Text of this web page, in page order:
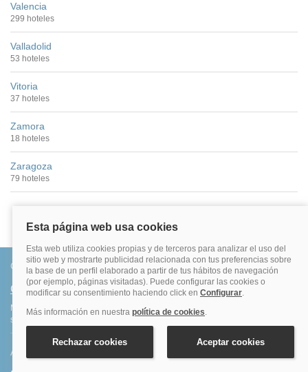
Valencia
299 hoteles
Valladolid
53 hoteles
Vitoria
37 hoteles
Zamora
18 hoteles
Zaragoza
79 hoteles
Conócenos
Quiénes somos
Más de 500.000 clientes satisfechos. Confirmación inmediata, total
seguridad y garantía. Sin sorpresas.
Ahorro